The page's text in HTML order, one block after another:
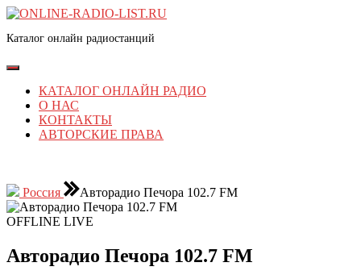
Перейти
содержимому
к
содержимому
Каталог онлайн радиостанций
Кнопка
ОткрытьКАТАЛОГ ОНЛАЙН РАДИО
О НАС
КОНТАКТЫ
АВТОРСКИЕ ПРАВА
Россия
Авторадио Печора 102.7 FM
OFFLINE LIVE
Авторадио Печора 102.7 FM